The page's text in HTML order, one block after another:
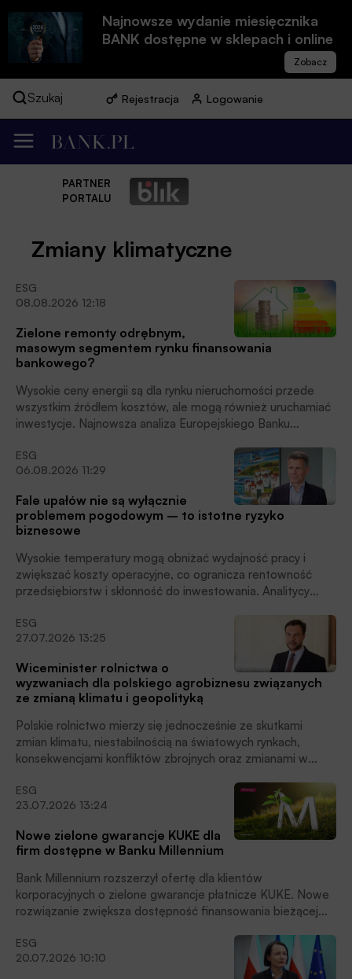
Najnowsze wydanie miesięcznika
BANK dostępne w sklepach i online
Szukaj Rejestracja Logowanie
PARTNER
PORTALU
Zmiany klimatyczne
ESG
08.08.2026 12:18
Zielone remonty odrębnym,
masowym segmentem rynku finansowania
bankowego?
Wysokie ceny energii są dla rynku nieruchomości przede
wszystkim źródłem kosztów, ale mogą również uruchamiać
inwestycje. Najnowsza analiza Europejskiego Banku
obiektów pozostaje pod presją drogich materiałów i
finansowania, renowacje, wymiana źródeł ciepła oraz
inwestycje w efektywność energetyczną podtrzymują
aktywność sektora budowlanego, pisze Agnieszka
Nierodka.
ESG
06.08.2026 11:29
Fale upałów nie są wyłącznie
problemem pogodowym – to istotne ryzyko
biznesowe
Wysokie temperatury mogą obniżać wydajność pracy i
zwiększać koszty operacyjne, co ogranicza rentowność
przedsiębiorstw i skłonność do inwestowania. Analitycy
gospodarkach poziom inwestycji do 2030 roku może być
nawet o 15 proc. niższy niż w scenariuszu bazowym.
ESG
27.07.2026 13:25
Wiceminister rolnictwa o
wyzwaniach dla polskiego agrobiznesu związanych
ze zmianą klimatu i geopolityką
Polskie rolnictwo mierzy się jednocześnie ze skutkami
zmian klimatu, niestabilnością na światowych rynkach,
konsekwencjami konfliktów zbrojnych oraz zmianami w
Zdaniem przedstawicieli resortu rolnictwa wszystkie te
aspekty stanowią poważne zagrożenie dla produkcji rolnej,
a jednocześnie dla bezpieczeństwa żywnościowego kraju.
Wśród koniecznych do podjęcia działań wymieniają m.in.
wzmacnianie eksportu, inwestycje w retencję wody i
transformację energetyczną oraz utrzymanie
konkurencyjności sektora rolnictwa.
ESG
23.07.2026 13:24
Nowe zielone gwarancje KUKE dla
firm dostępne w Banku Millennium
Bank Millennium rozszerzył ofertę dla klientów
korporacyjnych o zielone gwarancje płatnicze KUKE. Nowe
rozwiązanie zwiększa dostępność finansowania bieżącej
w łagodzenie zmian klimatu. Gwarancje zabezpieczają do
80% kwoty kredytu, czytamy w informacji prasowej.
ESG
20.07.2026 10:10